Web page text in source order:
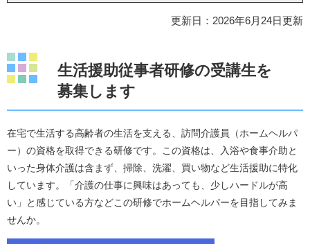
更新日：2026年6月24日更新
​生活援助従事者研修の受講生を
募集します
在宅で生活する高齢者の生活を支える、訪問介護員（ホームヘルパ
ー）の資格を取得できる研修です。この資格は、入浴や食事介助と
いった身体介護は含まず、掃除、洗濯、買い物など生活援助に特化
しています。「介護の仕事に興味はあっても、少しハードルが高
い」と感じている方などこの研修でホームヘルパーを目指してみま
せんか。